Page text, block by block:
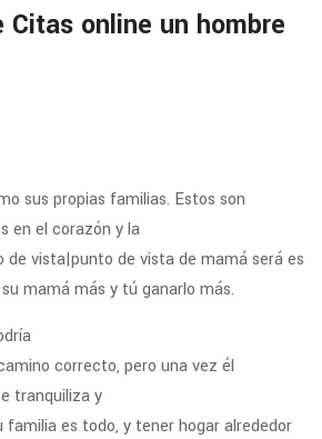
Citas online un hombre
sus propias familias. Estos son
en el corazón y la
de vista|punto de vista de mamá será es
mamá más y tú ganarlo más.
correcto, pero una vez él
tranquiliza y
familia es todo, y tener hogar alrededor